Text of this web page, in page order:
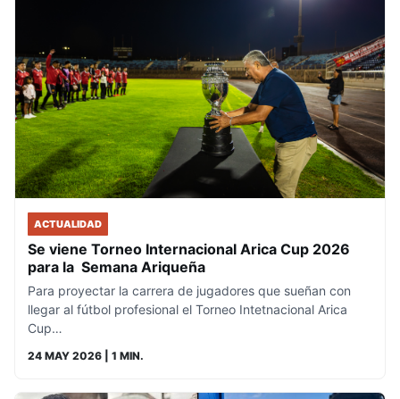
ACTUALIDAD
Se viene Torneo Internacional Arica Cup 2026
para la Semana Ariqueña
Para proyectar la carrera de jugadores que sueñan con
llegar al fútbol profesional el Torneo Intetnacional Arica
Cup…
24 MAY 2026 | 1 MIN.